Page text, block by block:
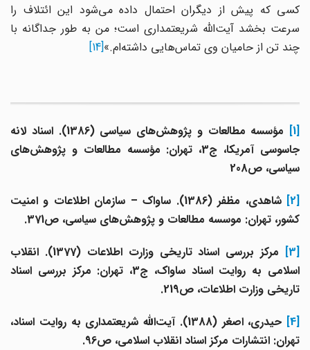
کسی که پیش از دیگران احتمال داده می‌شود این ائتلاف را
سرعت بخشد آیت‌الله شریعتمداری است؛ من به طور جداگانه با
چند تن از حامیان وی تماس‌هایی داشته‌ام.»[14]
مؤسسه مطالعات و پژوهش‌های سیاسی (1386). اسناد لانه
جاسوسی آمریکا، ج3، تهران: مؤسسه مطالعات و پژوهش‌های
سیاسی، ص208
[2]
شاهدی، مظفر (1386). ساواک – سازمان اطلاعات و امنیت
کشور، تهران: موسسه مطالعات و پژوهش‌های سیاسی، ص371.
[3]
مرکز بررسی اسناد تاریخی وزارت اطلاعات (1377). انقلاب
اسلامی به روایت اسناد ساواک، ج3، تهران: مرکز بررسی اسناد
تاریخی وزارت اطلاعات، ص219.
[4]
حیدری، اصغر (1388). آیت‌الله شریعتمداری به روایت اسناد،
تهران: انتشارات مرکز اسناد انقلاب اسلامی، ص96.